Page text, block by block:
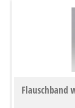
Flauschband